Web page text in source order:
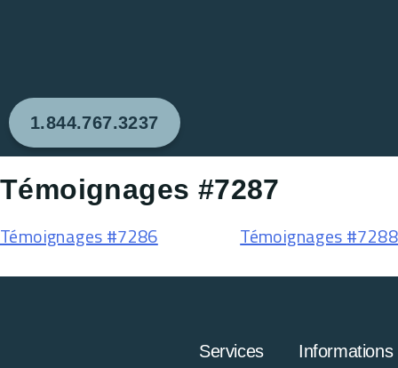
1.844.767.3237
Témoignages #7287
Témoignages #7286 Témoignages #7288
Services
Informations